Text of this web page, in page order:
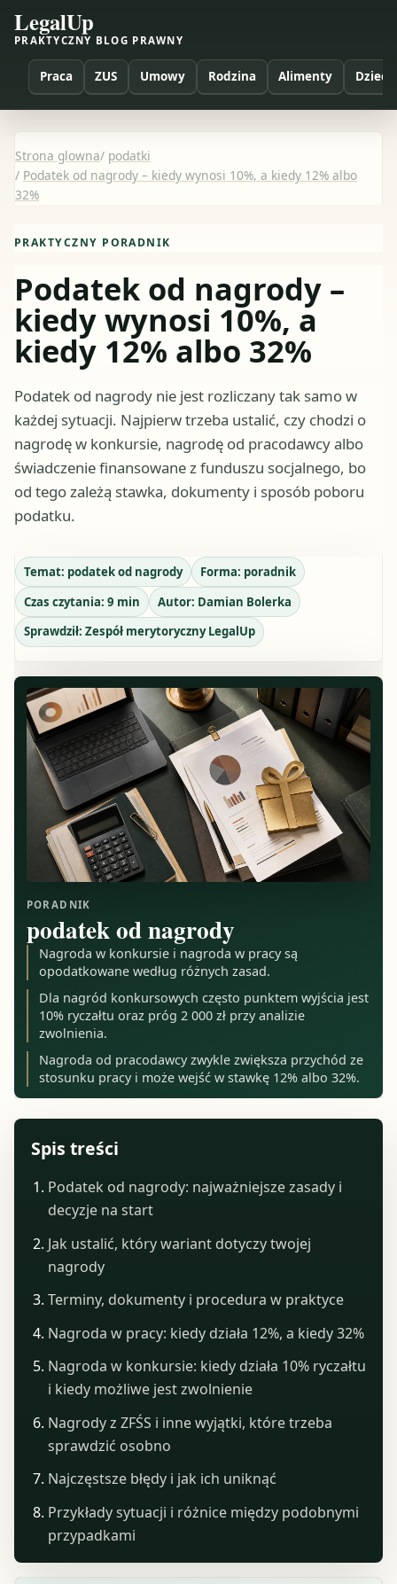
LegalUp
PRAKTYCZNY BLOG PRAWNY
Praca ZUS Umowy Rodzina Alimenty Dzieci
Strona glowna/ podatki
/ Podatek od nagrody – kiedy wynosi 10%, a kiedy 12% albo
32%
PRAKTYCZNY PORADNIK
Podatek od nagrody –
kiedy wynosi 10%, a
kiedy 12% albo 32%
Podatek od nagrody nie jest rozliczany tak samo w
każdej sytuacji. Najpierw trzeba ustalić, czy chodzi o
nagrodę w konkursie, nagrodę od pracodawcy albo
świadczenie finansowane z funduszu socjalnego, bo
od tego zależą stawka, dokumenty i sposób poboru
podatku.
Temat: podatek od nagrody Forma: poradnik
Czas czytania: 9 min Autor: Damian Bolerka
Sprawdził: Zespół merytoryczny LegalUp
PORADNIK
podatek od nagrody
Nagroda w konkursie i nagroda w pracy są
opodatkowane według różnych zasad.
Dla nagród konkursowych często punktem wyjścia jest
10% ryczałtu oraz próg 2 000 zł przy analizie
zwolnienia.
Nagroda od pracodawcy zwykle zwiększa przychód ze
stosunku pracy i może wejść w stawkę 12% albo 32%.
Spis treści
Podatek od nagrody: najważniejsze zasady i
decyzje na start
Jak ustalić, który wariant dotyczy twojej
nagrody
Terminy, dokumenty i procedura w praktyce
Nagroda w pracy: kiedy działa 12%, a kiedy 32%
Nagroda w konkursie: kiedy działa 10% ryczałtu
i kiedy możliwe jest zwolnienie
Nagrody z ZFŚS i inne wyjątki, które trzeba
sprawdzić osobno
Najczęstsze błędy i jak ich uniknąć
Przykłady sytuacji i różnice między podobnymi
przypadkami